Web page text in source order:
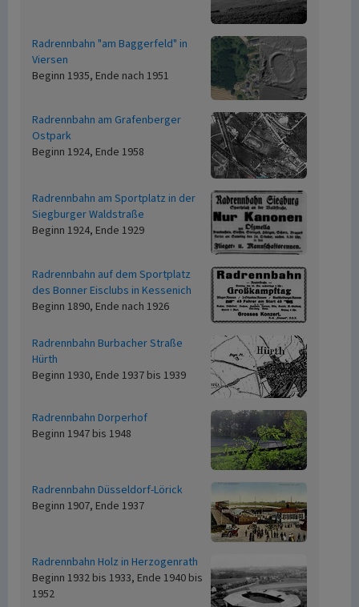
Radrennbahn "am Baggerfeld" in
Viersen
Beginn 1935, Ende nach 1951
Radrennbahn am Grafenberger
Ostpark
Beginn 1924, Ende 1958
Radrennbahn am Sportplatz in der
Siegburger Waldstraße
Beginn 1924, Ende 1929
Radrennbahn auf dem Sportplatz
des Bonner Eisclubs in Kessenich
Beginn 1890, Ende nach 1926
Radrennbahn Burbacher Straße
Hürth
Beginn 1930, Ende 1937 bis 1939
Radrennbahn Dorperhof
Beginn 1947 bis 1948
Radrennbahn Düsseldorf-Lörick
Beginn 1907, Ende 1937
Radrennbahn Holz in Herzogenrath
Beginn 1932 bis 1933, Ende 1940 bis
1952